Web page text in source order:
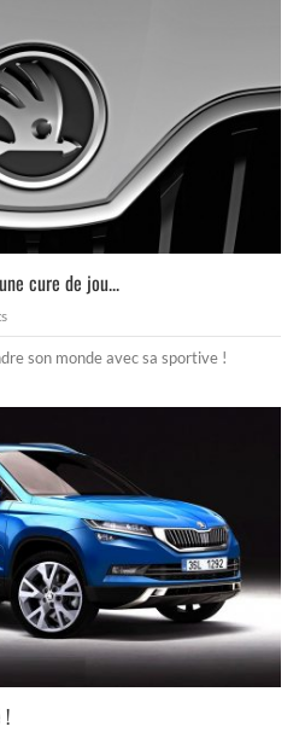
cure de jou...
son monde avec sa sportive !
!